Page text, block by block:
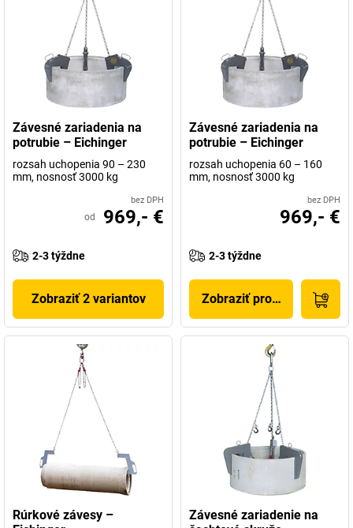
Závesné zariadenia na
potrubie – Eichinger
rozsah uchopenia 90 – 230
mm, nosnosť 3000 kg
bez DPH
od 969,- €
2-3 týždne
Zobraziť 2 variantov
Závesné zariadenia na
potrubie – Eichinger
rozsah uchopenia 60 – 160
mm, nosnosť 3000 kg
bez DPH
969,- €
2-3 týždne
Zobraziť produkt
Rúrkové závesy –
Závesné zariadenie na